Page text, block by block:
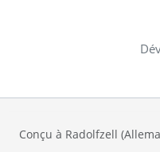
Conçu à Radolfzell